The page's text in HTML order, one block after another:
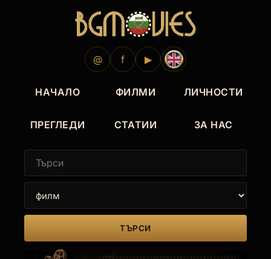
@ f ▶
НАЧАЛО ФИЛМИ ЛИЧНОСТИ
ПРЕГЛЕДИ СТАТИИ ЗА НАС
ТЪРСИ